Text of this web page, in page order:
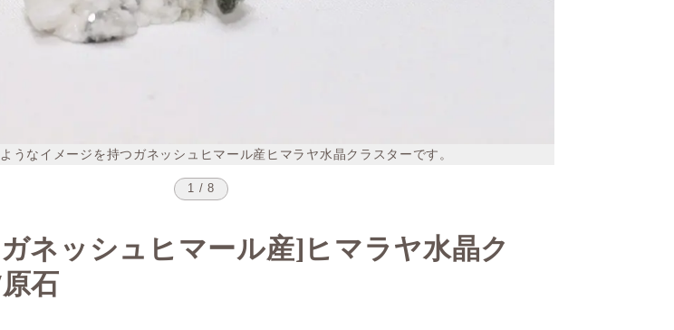
うなイメージを持つガネッシュヒマール産ヒマラヤ水晶クラスターです。
1 / 8
ネッシュヒマール産]ヒマラヤ水晶ク
石